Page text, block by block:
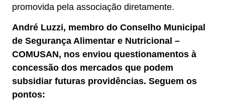
promovida pela associação diretamente.
André Luzzi, membro do Conselho Municipal
de Segurança Alimentar e Nutricional –
COMUSAN, nos enviou questionamentos à
concessão dos mercados que podem
subsidiar futuras providências. Seguem os
pontos: